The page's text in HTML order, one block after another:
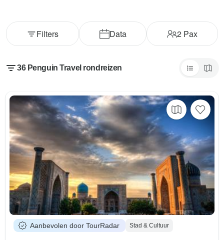
Data 2 Pax
Filters
36 Penguin Travel rondreizen
Aanbevolen door TourRadar Stad & Cultuur